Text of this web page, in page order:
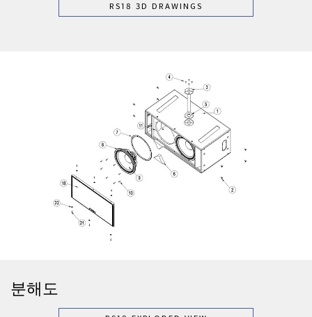
RS18 3D DRAWINGS
분해도